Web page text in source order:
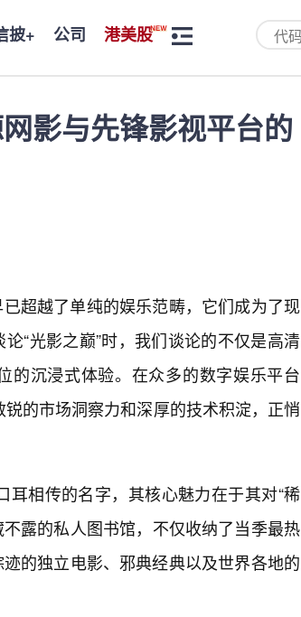
披+ 公司 港美股
影与先锋影视平台的
超越了单纯的娱乐范畴，它们成为了现
“光影之巅”时，我们谈论的不仅是高清
的沉浸式体验。在众多的数字娱乐平台
的市场洞察力和深厚的技术积淀，正悄
相传的名字，其核心魅力在于其对“稀
露的私人图书馆，不仅收纳了当季最热
的独立电影、邪典经典以及世界各地的